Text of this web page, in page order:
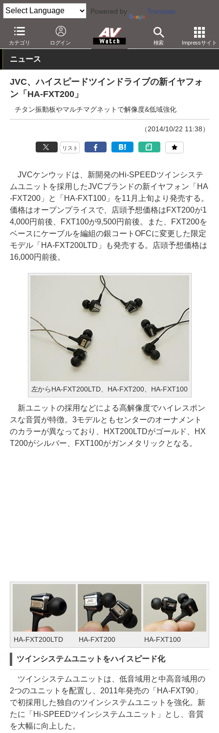
Powered by Translate
カテゴリ ログイン 検索 Impressサイト
AV Watch 製品 ヘッドフォン JVC
ニュース
JVC、ハイスピードツインドライブの新イヤフォ
ン「HA-FXT200」
チタン振動板やマルチマグネットで解像度&低域強化
（2014/10/22 11:38）
リスト
JVCケンウッドは、新開発のHi-SPEEDツインシステ
ムユニットを採用したJVCブランドの新イヤフォン「HA
-FXT200」と「HA-FXT100」を11月上旬より発売する。
価格はオープンプライスで、店頭予想価格はFXT200が1
4,000円前後、FXT100が9,500円前後。また、FXT200を
ベースにケーブルを編組の銀コートOFCに変更した限定
モデル「HA-FXT200LTD」も発売する。店頭予想価格は
16,000円前後。
左からHA-FXT200LTD、HA-FXT200、HA-FXT100
新ユニットの採用などによる高解像度でハイレスポン
スな音質が特徴。3モデルともセンターのオーナメント
のカラーが異なっており、HXT200LTDがゴールド、HX
T200がシルバー、FXT100がガンメタリックとなる。
HA-FXT200LTD HA-FXT200 HA-FXT100
ツインシステムユニットをハイスピード化
ツインシステムユニットは、低音域用と中高音域用の
2つのユニットを配置し、2011年発売の「HA-FXT90」
で初採用した独自のツインシステムユニットを強化。新
たに「Hi-SPEEDツインシステムユニット」とし、音質
を大幅に向上した。